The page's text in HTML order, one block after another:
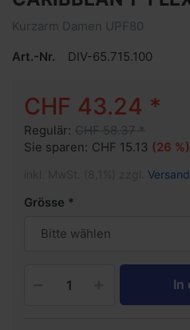
Kurzarm Damen UPF80
Art.-Nr.
DIV-65.715.100
CHF 43.24 *
Regulär: CHF 58.37 *
Sie sparen: CHF 15.13 (26 %)
Grösse
In